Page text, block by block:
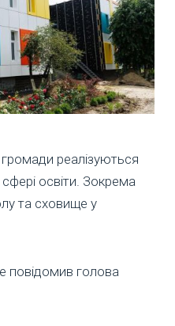
громади реалізуються
сфері освіти. Зокрема
та сховище у
повідомив голова